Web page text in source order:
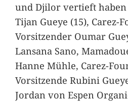
und Djilor vertieft
Tijan Gueye (15), Carez-
Vorsitzender Oumar
Lansana Sano,
Hanne Mühle, Carez-
Vorsitzende Rubini
Jordan von Espen